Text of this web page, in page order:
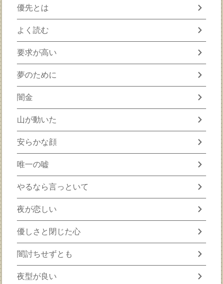
優先とは chevron_right
よく読む chevron_right
要求が高い chevron_right
夢のために chevron_right
闇金 chevron_right
山が動いた chevron_right
安らかな顔 chevron_right
唯一の嘘 chevron_right
やるなら言っといて chevron_right
夜が恋しい chevron_right
優しさと閉じた心 chevron_right
闇討ちせずとも chevron_right
夜型が良い chevron_right